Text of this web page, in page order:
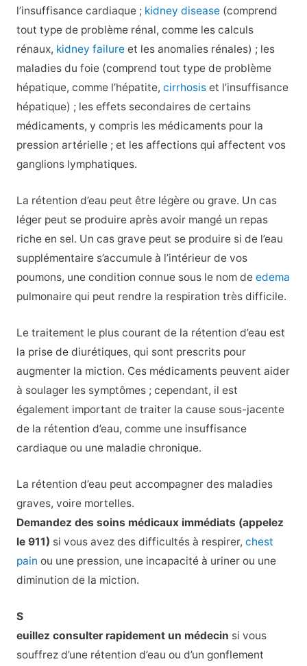
l’insuffisance cardiaque ; kidney disease(comprend
tout type de problème rénal, comme les calculs
rénaux, kidney failureet les anomalies rénales) ; les
maladies du foie (comprend tout type de problème
hépatique, comme l’hépatite, cirrhosiset l’insuffisance
hépatique) ; les effets secondaires de certains
médicaments, y compris les médicaments pour la
pression artérielle ; et les affections qui affectent vos
ganglions lymphatiques.
La rétention d’eau peut être légère ou grave. Un cas
léger peut se produire après avoir mangé un repas
riche en sel. Un cas grave peut se produire si de l’eau
supplémentaire s’accumule à l’intérieur de vos
poumons, une condition connue sous le nom de edema
pulmonaire qui peut rendre la respiration très difficile.
Le traitement le plus courant de la rétention d’eau est
la prise de diurétiques, qui sont prescrits pour
augmenter la miction. Ces médicaments peuvent aider
à soulager les symptômes ; cependant, il est
également important de traiter la cause sous-jacente
de la rétention d’eau, comme une insuffisance
cardiaque ou une maladie chronique.
La rétention d’eau peut accompagner des maladies
graves, voire mortelles.
Demandez des soins médicaux immédiats (appelez
le 911) si vous avez des difficultés à respirer, chest
pain ou une pression, une incapacité à uriner ou une
diminution de la miction.
S
euillez consulter rapidement un médecin si vous
souffrez d’une rétention d’eau ou d’un gonflement